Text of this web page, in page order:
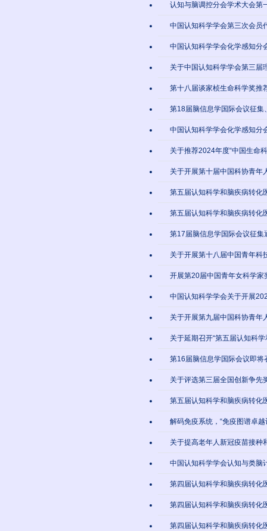
认知与脑调控分会学术大会第
中国认知科学学会第三次会员
中国认知科学学会化学感知分
关于中国认知科学学会第三届
第十八届谈家桢生命科学奖推
第18届脑信息学国际会议征集
中国认知科学学会化学感知分
关于推荐2024年度“中国生命
关于开展第十届中国科协青年
第五届认知科学和脑疾病转化
第五届认知科学和脑疾病转化
第17届脑信息学国际会议征集
关于开展第十八届中国青年科
开展第20届中国青年女科学
中国认知科学学会关于开展
关于开展第九届中国科协青年
关于延期召开“第五届认知科
第16届脑信息学国际会议即将
关于评选第三届全国创新争先
第五届认知科学和脑疾病转化
解码免疫系统，“免疫图谱卓越
关于提高老年人新冠疫苗接种
中国认知科学学会认知与类脑
第四届认知科学和脑疾病转化
第四届认知科学和脑疾病转化
第四届认知科学和脑疾病转化